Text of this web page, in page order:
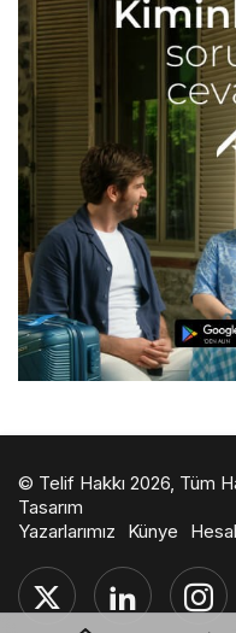
© Telif Hakkı 2026, Tüm
Tasarım
Yazarlarımız
Künye